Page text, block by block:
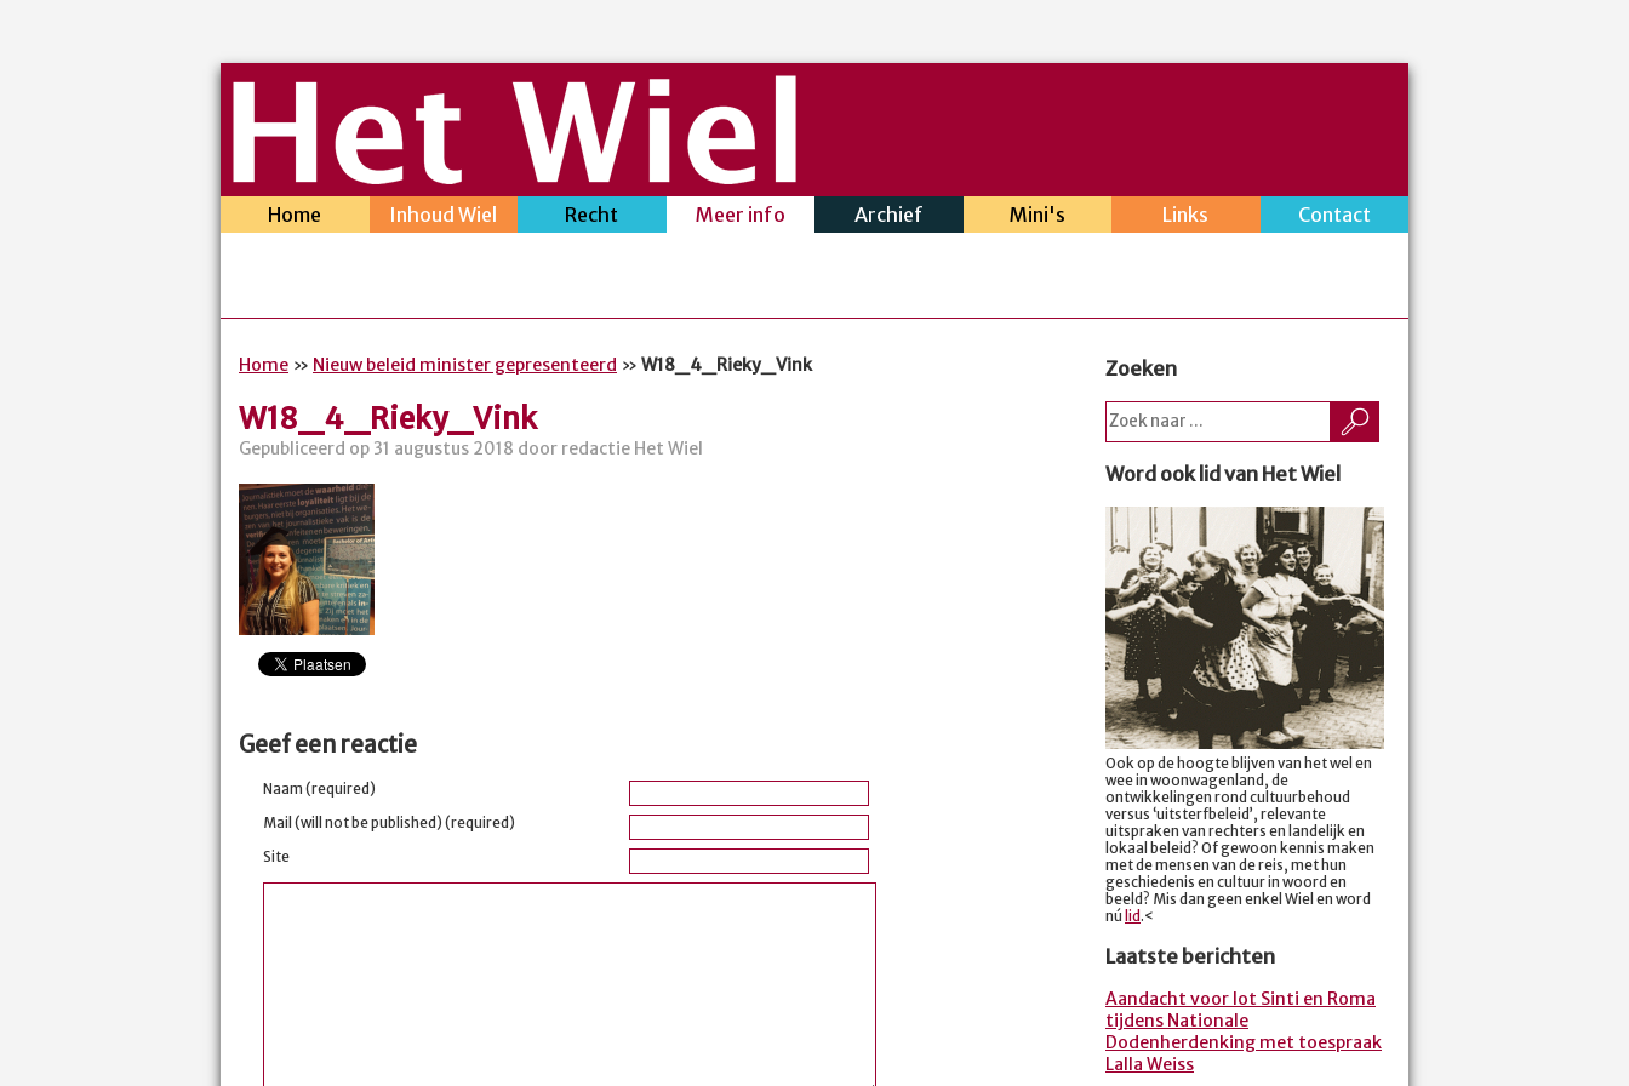
Home Inhoud Wiel Recht Meer info Archief Mini's Links Contact
Home » Nieuw beleid minister gepresenteerd » W18_4_Rieky_Vink
W18_4_Rieky_Vink
Gepubliceerd op 31 augustus 2018 door redactie Het Wiel
Geef een reactie
Naam (required)
Mail (will not be published) (required)
Site
Zoeken
Word ook lid van Het Wiel
Ook op de hoogte blijven van het wel en
wee in woonwagenland, de
ontwikkelingen rond cultuurbehoud
versus ‘uitsterfbeleid’, relevante
uitspraken van rechters en landelijk en
lokaal beleid? Of gewoon kennis maken
met de mensen van de reis, met hun
geschiedenis en cultuur in woord en
beeld? Mis dan geen enkel Wiel en word
nú lid.<
Laatste berichten
Aandacht voor lot Sinti en Roma
tijdens Nationale
Dodenherdenking met toespraak
Lalla Weiss